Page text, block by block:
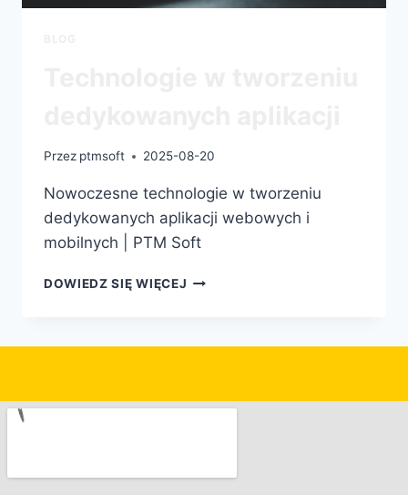
Przez ptmsoft 2025-08-20
Nowoczesne technologie w tworzeniu
dedykowanych aplikacji webowych i
mobilnych | PTM Soft
DOWIEDZ SIĘ WIĘCEJ